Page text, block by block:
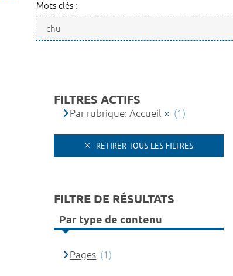
Mots-clés :
FILTRES ACTIFS
Par rubrique: Accueil (1)
RETIRER TOUS LES FILTRES
FILTRE DE RÉSULTATS
Par type de contenu
Pages (1)